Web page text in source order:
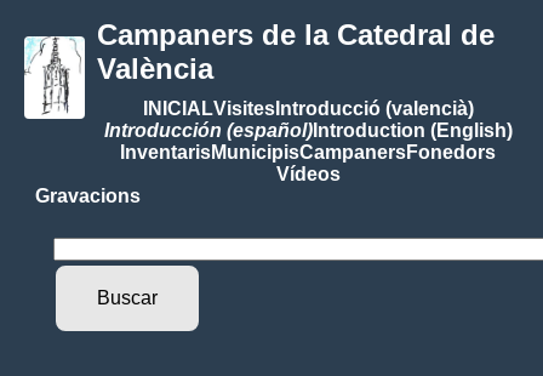
Campaners de la Catedral de
València
INICIALVisitesIntroducció (valencià)
Introducción (español)Introduction (English)
InventarisMunicipisCampanersFonedors
Vídeos
Gravacions